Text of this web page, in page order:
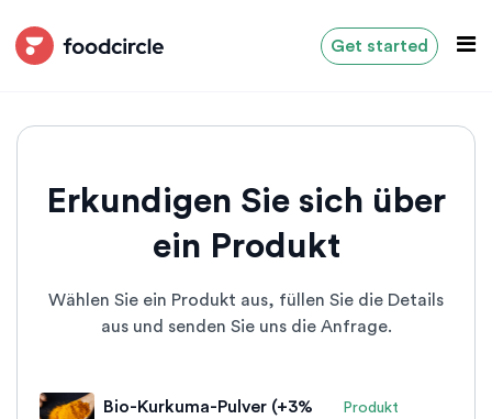
Get started
Erkundigen Sie sich über
ein Produkt
Wählen Sie ein Produkt aus, füllen Sie die Details
aus und senden Sie uns die Anfrage.
Bio-Kurkuma-Pulver (+3%
Produkt